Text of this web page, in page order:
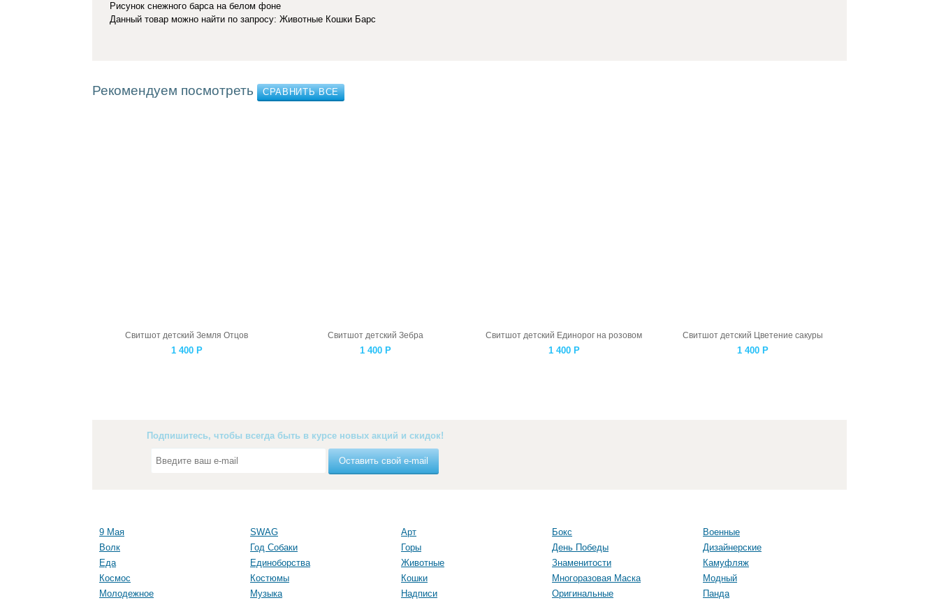
Рисунок снежного барса на белом фоне
Данный товар можно найти по запросу: Животные Кошки Барс
Рекомендуем посмотреть
Свитшот детский Земля Отцов
1 400 Р
Свитшот детский Зебра
1 400 Р
Свитшот детский Единорог на розовом
1 400 Р
Свитшот детский Цветение сакуры
1 400 Р
Подпишитесь, чтобы всегда быть в курсе новых акций и скидок!
Оставить свой e-mail
9 Мая SWAG Арт Бокс
Военные
Волк
Год Собаки Горы День Победы
Дизайнерские
Еда
Единоборства Животные Знаменитости
Камуфляж
Космос
Костюмы Кошки Многоразовая Маска
Модный
Молодежное
Музыка Надписи Оригинальные
Панда